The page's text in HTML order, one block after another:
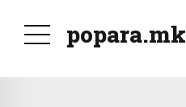
popara.mk